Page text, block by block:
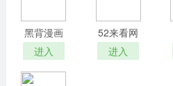
黑背漫画
进入
52来看网
进入